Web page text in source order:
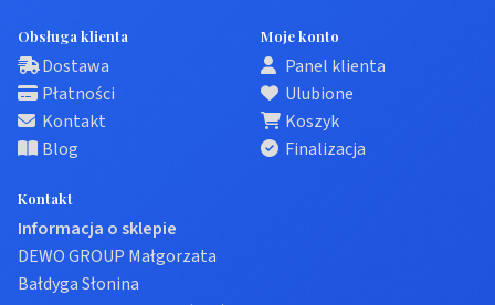
Obsługa klienta
Dostawa
Płatności
Kontakt
Blog
Moje konto
Panel klienta
Ulubione
Koszyk
Finalizacja
Kontakt
Informacja o sklepie
DEWO GROUP Małgorzata
Bałdyga Słonina